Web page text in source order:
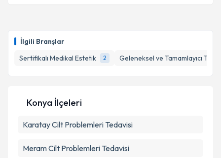
İlgili Branşlar
Sertifikalı Medikal Estetik
2 Geleneksel ve Tamamlayıcı Tıp
takvim hazırlandığında e-posta ile bilgilendireceğiz.
Metni 'ni okudum ve kişisel verilerimin belirtilen
Konya İlçeleri
KaratayCilt Problemleri Tedavisi
MeramCilt Problemleri Tedavisi